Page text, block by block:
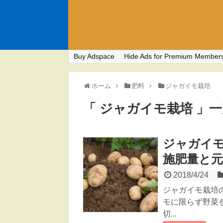
Buy Adspace Hide Ads for Premium
ホーム 肥料 ジャガイモ栽培
「 ジャガイモ栽培 」
ジャガイ
施肥量と
2018/4/24
ジャガイモ栽培
モに限らず野菜
切...